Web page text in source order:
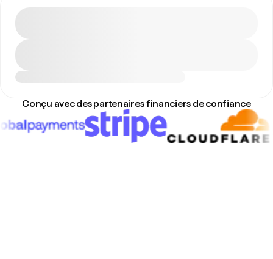
Conçu avec des partenaires financiers de confiance